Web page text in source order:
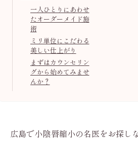
一人ひとりにあわせ
たオーダーメイド施
術
ミリ単位にこだわる
美しい仕上がり
まずはカウンセリン
グから始めてみませ
んか？
広島で小陰唇縮小の名医をお探し